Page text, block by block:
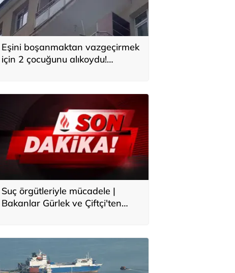
Eşini boşanmaktan vazgeçirmek
için 2 çocuğunu alıkoydu!
Suç örgütleriyle mücadele |
Bakanlar Gürlek ve Çiftçi'ten
geçeceğiz